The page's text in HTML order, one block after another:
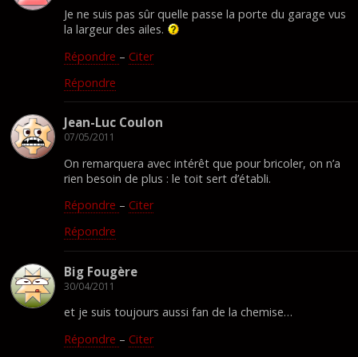
Je ne suis pas sûr quelle passe la porte du garage vus
la largeur des ailes.
Répondre – Citer
Répondre
Jean-Luc Coulon
07/05/2011
On remarquera avec intérêt que pour bricoler, on n’a
rien besoin de plus : le toit sert d’établi.
Répondre – Citer
Répondre
Big Fougère
30/04/2011
et je suis toujours aussi fan de la chemise…
Répondre – Citer